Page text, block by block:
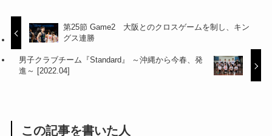
第25節 Game2 大阪とのクロスゲームを制し、キン
グス連勝
男子クラブチーム『Standard』 ～沖縄から今春、発
進～ [2022.04]
この記事を書いた人